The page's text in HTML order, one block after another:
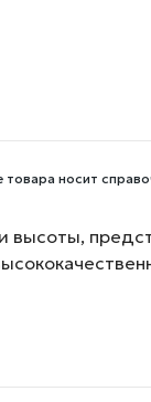
носит
высоты,